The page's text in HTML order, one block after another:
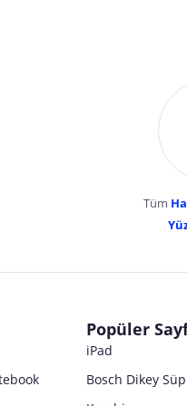
Tüm
Popüler
iPad
Bosch Dikey